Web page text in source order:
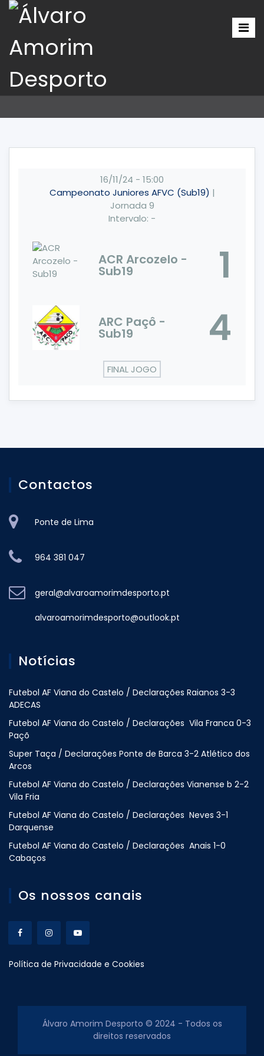
16/11/24 - 15:00
Campeonato Juniores AFVC (Sub19) |
Jornada 9
Intervalo: -
ACR Arcozelo -
Sub19 1
ARC Paçô -
Sub19 4
FINAL JOGO
Contactos
Ponte de Lima
964 381 047
geral@alvaroamorimdesporto.pt
alvaroamorimdesporto@outlook.pt
Notícias
Futebol AF Viana do Castelo / Declarações Raianos 3-3
ADECAS
Futebol AF Viana do Castelo / Declarações Vila Franca 0-3
Paçõ
Super Taça / Declarações Ponte de Barca 3-2 Atlético dos
Arcos
Futebol AF Viana do Castelo / Declarações Vianense b 2-2
Vila Fria
Futebol AF Viana do Castelo / Declarações Neves 3-1
Darquense
Futebol AF Viana do Castelo / Declarações Anais 1-0
Cabaços
Os nossos canais
Política de Privacidade e Cookies
Álvaro Amorim Desporto © 2024 - Todos os
direitos reservados